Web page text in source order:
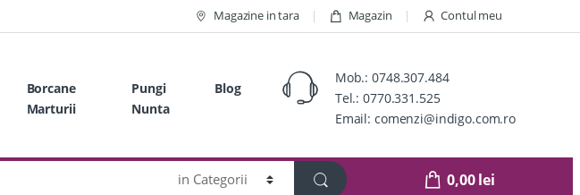
Magazine in tara Magazin Contul meu
Borcane
Marturii
Pungi
Nunta
Blog
Mob.:0748.307.484
Tel.:0770.331.525
Email: comenzi@indigo.com.ro
0,00lei